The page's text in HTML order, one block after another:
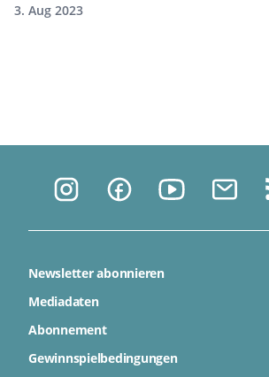
3. Aug 2023
Newsletter abonnieren
Mediadaten
Abonnement
Gewinnspielbedingungen